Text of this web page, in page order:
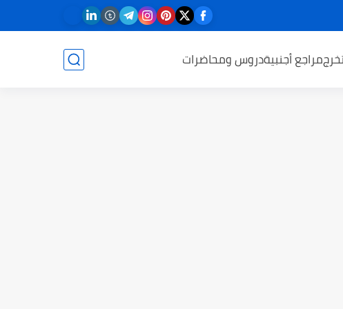
مراجع أجنبيةدروس ومحاضرات